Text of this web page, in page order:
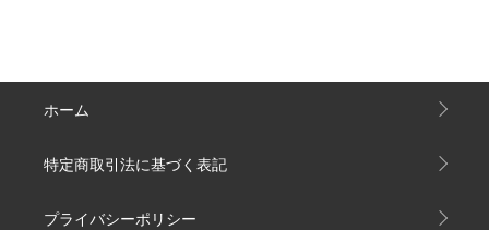
ホーム
特定商取引法に基づく表記
プライバシーポリシー